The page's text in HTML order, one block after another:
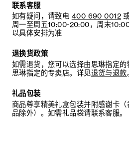
联系客服
如有疑问，请致电 400 690 0012
周一至周五10:00-20:00，周末
以具体安排为准
退换货政策
如需退货，您可以选择由思琳指定
思琳指定的专卖店。详见退货与退款
礼品包装
商品尊享精美礼盒包装并附感谢卡
品除外）。如需礼品袋请联系客服。